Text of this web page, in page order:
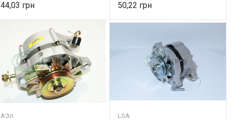
44,03 50,22
АЭл
LSA